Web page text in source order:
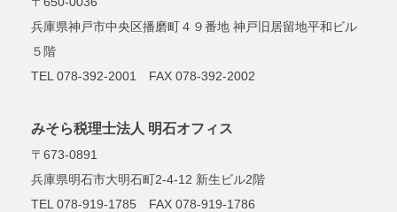
兵庫県神戸市中央区播磨町４９番地 神戸旧居留地平和ビル
５階
TEL 078-392-2001 FAX 078-392-2002
みそら税理士法人 明石オフィス
〒673-0891
兵庫県明石市大明石町2-4-12 新生ビル2階
TEL 078-919-1785 FAX 078-919-1786